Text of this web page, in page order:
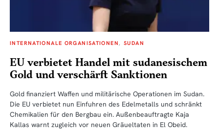
INTERNATIONALE ORGANISATIONEN SUDAN
EU verbietet Handel mit sudanesischem
Gold und verschärft Sanktionen
Gold finanziert Waffen und militärische Operationen im Sudan.
Die EU verbietet nun Einfuhren des Edelmetalls und schränkt
Chemikalien für den Bergbau ein. Außenbeauftragte Kaja
Kallas warnt zugleich vor neuen Gräueltaten in El Obeid.